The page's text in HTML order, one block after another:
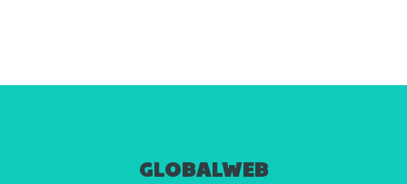
GLOBALWEB